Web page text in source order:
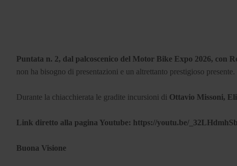
Puntata n. 2, dal palcoscenico del Motor Bike Expo 2026, con
non ha bisogno di presentazioni e un altrettanto prestigioso presente.
Durante la chiacchierata le gradite incursioni di Ottavio Missoni,
Link diretto alla pagina Youtube: https://youtu.be/
Buona Visione